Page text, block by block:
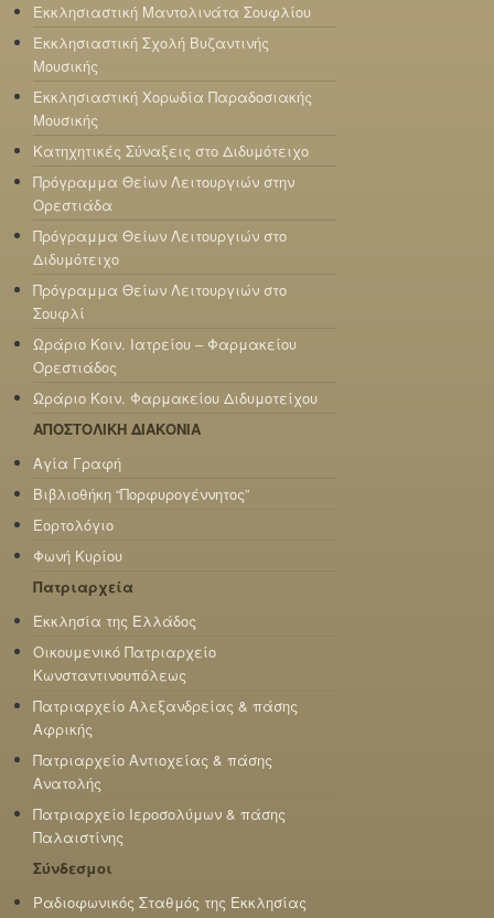
Εκκλησιαστική Μαντολινάτα Σουφλίου
Εκκλησιαστική Σχολή Βυζαντινής
Μουσικής
Εκκλησιαστική Χορωδία Παραδοσιακής
Μουσικής
Κατηχητικές Σύναξεις στο Διδυμότειχο
Πρόγραμμα Θείων Λειτουργιών στην
Ορεστιάδα
Πρόγραμμα Θείων Λειτουργιών στο
Διδυμότειχο
Πρόγραμμα Θείων Λειτουργιών στο
Σουφλί
Ωράριο Κοιν. Ιατρείου – Φαρμακείου
Ορεστιάδος
Ωράριο Κοιν. Φαρμακείου Διδυμοτείχου
ΑΠΟΣΤΟΛΙΚΗ ΔΙΑΚΟΝΙΑ
Αγία Γραφή
Βιβλιοθήκη “Πορφυρογέννητος”
Εορτολόγιο
Φωνή Κυρίου
Πατριαρχεία
Εκκλησία της Ελλάδος
Οικουμενικό Πατριαρχείο
Κωνσταντινουπόλεως
Πατριαρχείο Αλεξανδρείας & πάσης
Αφρικής
Πατριαρχείο Αντιοχείας & πάσης
Ανατολής
Πατριαρχείο Ιεροσολύμων & πάσης
Παλαιστίνης
Σύνδεσμοι
Ραδιοφωνικός Σταθμός της Εκκλησίας